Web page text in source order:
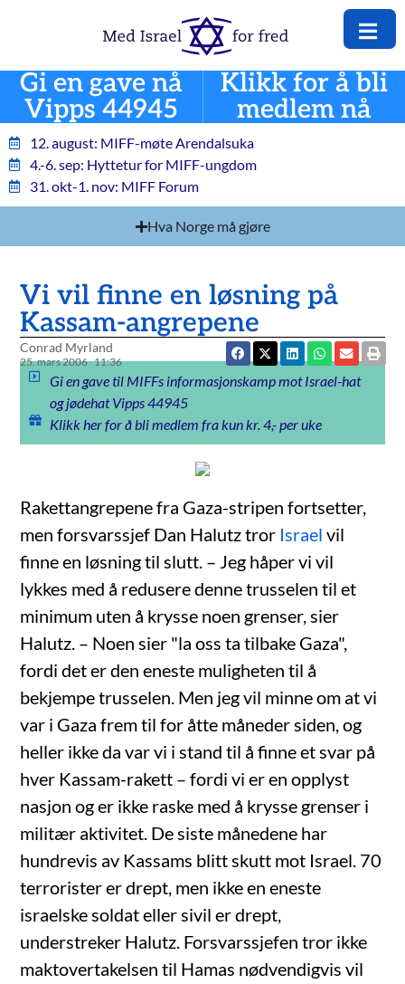
Gi en gave nå
Vipps 44945
Klikk for å bli
medlem nå
12. august: MIFF-møte Arendalsuka
4.-6. sep: Hyttetur for MIFF-ungdom
31. okt-1. nov: MIFF Forum
Hva Norge må gjøre
Vi vil finne en løsning på
Kassam-angrepene
Conrad Myrland
25. mars 2006 11:36
Gi en gave til MIFFs informasjonskamp mot Israel-hat
og jødehat Vipps 44945
Klikk her for å bli medlem fra kun kr. 4,- per uke
Rakettangrepene fra Gaza-stripen fortsetter,
men forsvarssjef Dan Halutz tror Israel vil
finne en løsning til slutt. – Jeg håper vi vil
lykkes med å redusere denne trusselen til et
minimum uten å krysse noen grenser, sier
Halutz. – Noen sier "la oss ta tilbake Gaza",
fordi det er den eneste muligheten til å
bekjempe trusselen. Men jeg vil minne om at vi
var i Gaza frem til for åtte måneder siden, og
heller ikke da var vi i stand til å finne et svar på
hver Kassam-rakett – fordi vi er en opplyst
nasjon og er ikke raske med å krysse grenser i
militær aktivitet. De siste månedene har
hundrevis av Kassams blitt skutt mot Israel. 70
terrorister er drept, men ikke en eneste
israelske soldat eller sivil er drept,
understreker Halutz. Forsvarssjefen tror ikke
maktovertakelsen til Hamas nødvendigvis vil